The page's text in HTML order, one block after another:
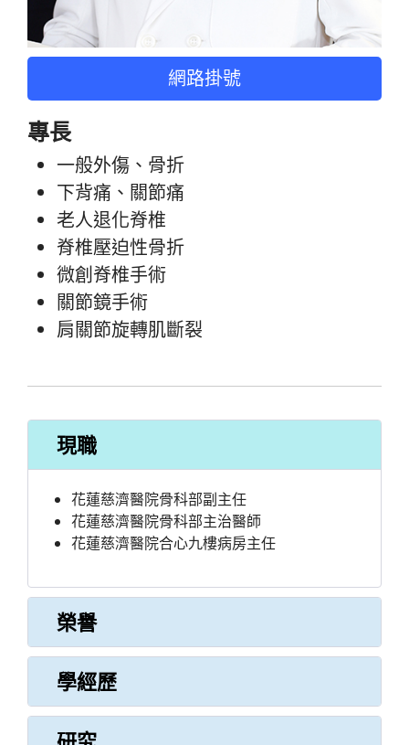
網路掛號
專長
一般外傷、骨折
下背痛、關節痛
老人退化脊椎
脊椎壓迫性骨折
微創脊椎手術
關節鏡手術
肩關節旋轉肌斷裂
現職
花蓮慈濟醫院骨科部副主任
花蓮慈濟醫院骨科部主治醫師
花蓮慈濟醫院合心九樓病房主任
榮譽
學經歷